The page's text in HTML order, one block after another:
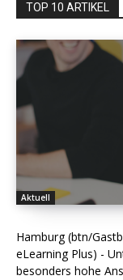
TOP 10 ARTIKEL
Aktuell
Hamburg (btn/
eLearning Plus) -
besonders hohe